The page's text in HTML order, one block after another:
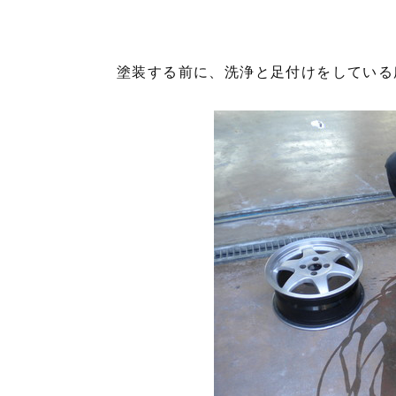
塗装する前に、洗浄と足付けをしてい